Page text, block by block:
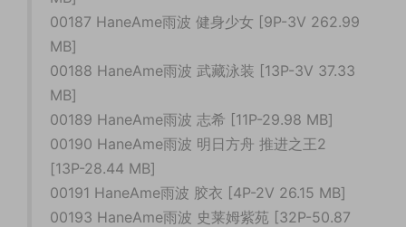
00187 HaneAme雨波 健身少女 [9P-3V 262.99
MB]
00188 HaneAme雨波 武藏泳装 [13P-3V 37.33
MB]
00189 HaneAme雨波 志希 [11P-29.98 MB]
00190 HaneAme雨波 明日方舟 推进之王2
[13P-28.44 MB]
00191 HaneAme雨波 胶衣 [4P-2V 26.15 MB]
00193 HaneAme雨波 史莱姆紫苑 [32P-50.87